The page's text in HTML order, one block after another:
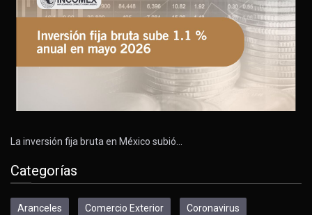
La inversión fija bruta en México subió…
Categorías
Aranceles Comercio Exterior Coronavirus